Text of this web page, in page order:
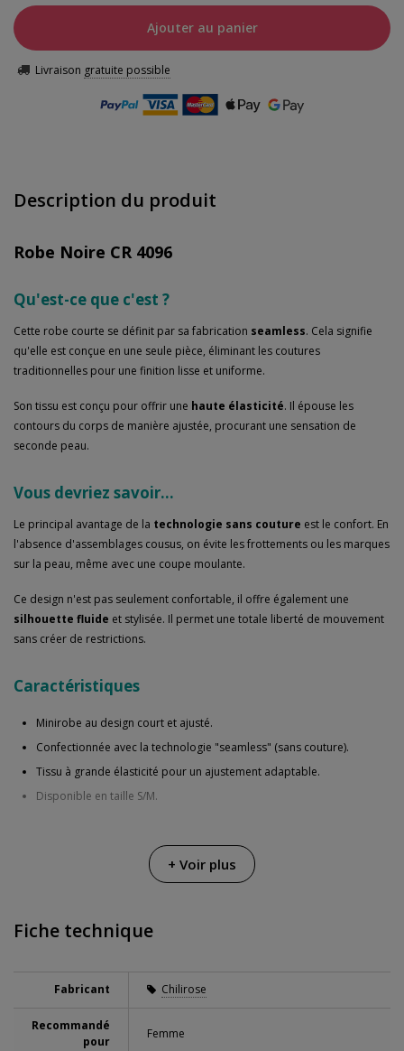
Ajouter au panier
Livraison gratuite possible
Description du produit
Robe Noire CR 4096
Qu'est-ce que c'est ?
Cette robe courte se définit par sa fabrication seamless. Cela signifie
qu'elle est conçue en une seule pièce, éliminant les coutures
traditionnelles pour une finition lisse et uniforme.
Son tissu est conçu pour offrir une haute élasticité. Il épouse les
contours du corps de manière ajustée, procurant une sensation de
seconde peau.
Vous devriez savoir...
Le principal avantage de la technologie sans couture est le confort. En
l'absence d'assemblages cousus, on évite les frottements ou les marques
sur la peau, même avec une coupe moulante.
Ce design n'est pas seulement confortable, il offre également une
silhouette fluide et stylisée. Il permet une totale liberté de mouvement
sans créer de restrictions.
Caractéristiques
Minirobe au design court et ajusté.
Confectionnée avec la technologie "seamless" (sans couture).
Tissu à grande élasticité pour un ajustement adaptable.
Disponible en taille S/M.
+ Voir plus
Fiche technique
Fabricant Chilirose
Recommandé
pour
Femme